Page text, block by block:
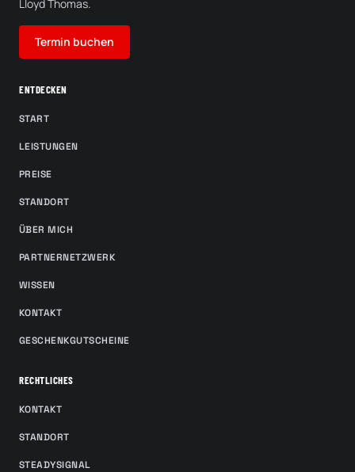
Lloyd Thomas.
Termin buchen
ENTDECKEN
START
LEISTUNGEN
PREISE
STANDORT
ÜBER MICH
PARTNERNETZWERK
WISSEN
KONTAKT
GESCHENKGUTSCHEINE
RECHTLICHES
KONTAKT
STANDORT
STEADYSIGNAL